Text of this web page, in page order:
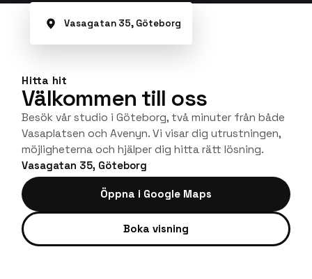
Hitta hit
Välkommen till oss
Besök vår studio i Göteborg, två minuter från både
Vasaplatsen och Avenyn. Vi visar dig utrustningen,
möjligheterna och hjälper dig hitta rätt lösning.
Vasagatan 35, Göteborg
Öppna i Google Maps
Boka visning
Vasagatan 35, Göteborg